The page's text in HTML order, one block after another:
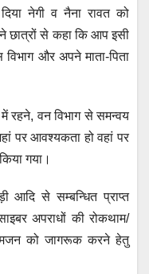
नेगी व नैना रावत को
छात्रों से कहा कि आप इसी
और अपने माता-पिता
रहने, वन विभाग से समन्वय
पर आवश्यकता हो वहां पर
गया।
आदि से सम्बन्धित प्राप्त
अपराधों की रोकथाम/
को जागरूक करने हेतु